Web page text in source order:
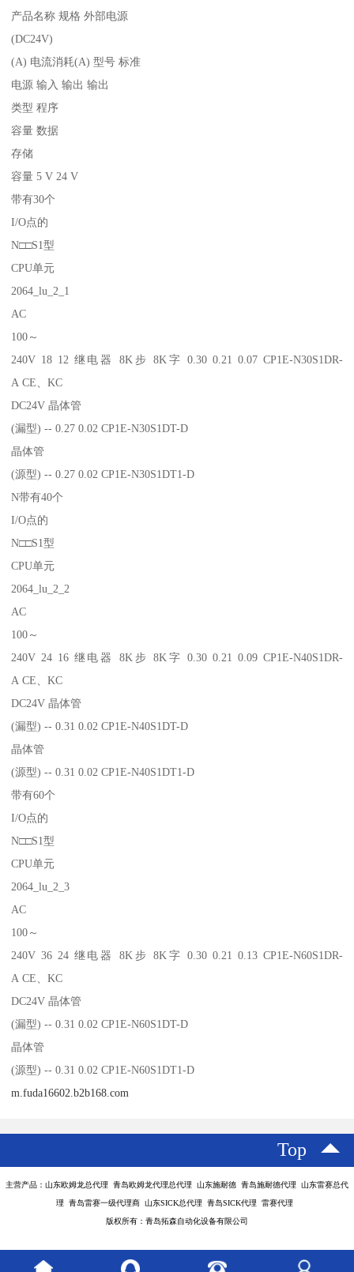
产品名称 规格 外部电源
(DC24V)
(A) 电流消耗(A) 型号 标准
电源 输入 输出 输出
类型 程序
容量 数据
存储
容量 5 V 24 V
带有30个
I/O点的
N□□S1型
CPU单元
2064_lu_2_1
AC
100～
240V 18 12 继电器 8K步 8K字 0.30 0.21 0.07 CP1E-N30S1DR-
A CE、KC
DC24V 晶体管
(漏型) -- 0.27 0.02 CP1E-N30S1DT-D
晶体管
(源型) -- 0.27 0.02 CP1E-N30S1DT1-D
N带有40个
I/O点的
N□□S1型
CPU单元
2064_lu_2_2
AC
100～
240V 24 16 继电器 8K步 8K字 0.30 0.21 0.09 CP1E-N40S1DR-
A CE、KC
DC24V 晶体管
(漏型) -- 0.31 0.02 CP1E-N40S1DT-D
晶体管
(源型) -- 0.31 0.02 CP1E-N40S1DT1-D
带有60个
I/O点的
N□□S1型
CPU单元
2064_lu_2_3
AC
100～
240V 36 24 继电器 8K步 8K字 0.30 0.21 0.13 CP1E-N60S1DR-
A CE、KC
DC24V 晶体管
(漏型) -- 0.31 0.02 CP1E-N60S1DT-D
晶体管
(源型) -- 0.31 0.02 CP1E-N60S1DT1-D
m.fuda16602.b2b168.com
Top
主营产品：山东欧姆龙总代理 青岛欧姆龙代理总代理 山东施耐德 青岛施耐德代理 山东雷赛总代
理 青岛雷赛一级代理商 山东SICK总代理 青岛SICK代理 雷赛代理
版权所有：青岛拓森自动化设备有限公司